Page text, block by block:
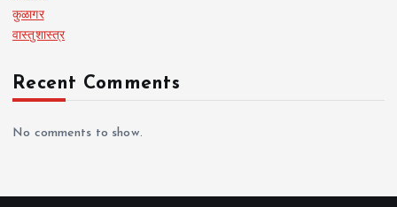
कुळागर
वास्तुशास्त्र
Recent Comments
No comments to show.